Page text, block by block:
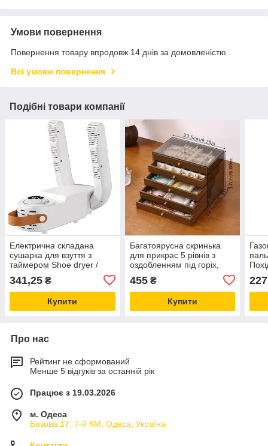
Умови повернення
Повернення товару впродовж 14 днів за домовленістю
Всі умови повернення
Подібні товари компанії
Електрична складана
сушарка для взуття з
таймером Shoe dryer /
черевиків
341,25 ₴
Купити
Багатоярусна скринька
для прикрас 5 рівнів з
оздобленням під горіх,
органайзер для ювелірних
виробів
455₴
Купити
Про нас
Рейтинг не сформований
Менше 5 відгуків за останній рік
Працює з 19.03.2026
м. Одеса
Базова 17, 7-й КМ, Одеса, Україна